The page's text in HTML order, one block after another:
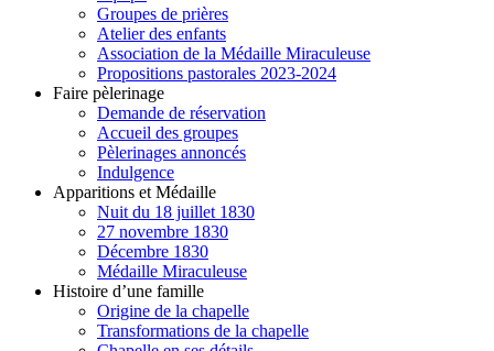
Groupes de prières
Atelier des enfants
Association de la Médaille Miraculeuse
Propositions pastorales 2023-2024
Faire pèlerinage
Demande de réservation
Accueil des groupes
Pèlerinages annoncés
Indulgence
Apparitions et Médaille
Nuit du 18 juillet 1830
27 novembre 1830
Décembre 1830
Médaille Miraculeuse
Histoire d’une famille
Origine de la chapelle
Transformations de la chapelle